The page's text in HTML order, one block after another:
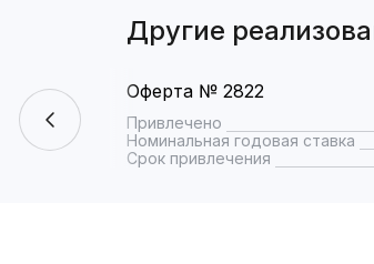
Другие
Оферта № 2822
Привлечено
Номинальная годовая ставка
Срок привлечения